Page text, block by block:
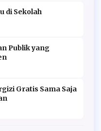
di Sekolah
Publik yang
Gratis Sama Saja